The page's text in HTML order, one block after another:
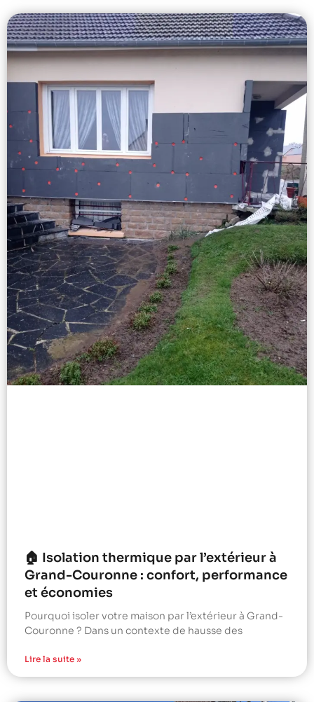
🏠 Isolation thermique par l’extérieur à
Grand-Couronne : confort, performance
et économies
Pourquoi isoler votre maison par l’extérieur à Grand-
Couronne ? Dans un contexte de hausse des
Lire la suite »